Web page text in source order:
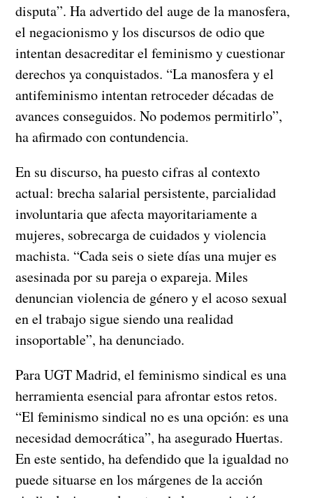
disputa”. Ha advertido del auge de la manosfera,
el negacionismo y los discursos de odio que
intentan desacreditar el feminismo y cuestionar
derechos ya conquistados. “La manosfera y el
antifeminismo intentan retroceder décadas de
avances conseguidos. No podemos permitirlo”,
ha afirmado con contundencia.
En su discurso, ha puesto cifras al contexto
actual: brecha salarial persistente, parcialidad
involuntaria que afecta mayoritariamente a
mujeres, sobrecarga de cuidados y violencia
machista. “Cada seis o siete días una mujer es
asesinada por su pareja o expareja. Miles
denuncian violencia de género y el acoso sexual
en el trabajo sigue siendo una realidad
insoportable”, ha denunciado.
Para UGT Madrid, el feminismo sindical es una
herramienta esencial para afrontar estos retos.
“El feminismo sindical no es una opción: es una
necesidad democrática”, ha asegurado Huertas.
En este sentido, ha defendido que la igualdad no
puede situarse en los márgenes de la acción